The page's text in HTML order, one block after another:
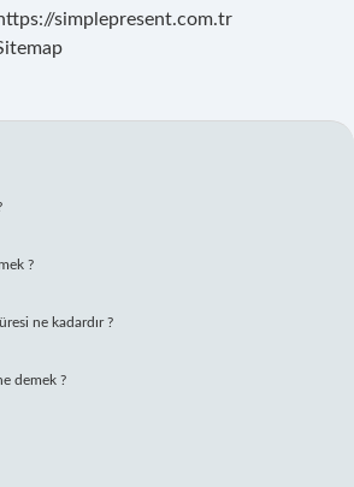
simplepresent.com.tr
?
ne kadardır ?
demek ?